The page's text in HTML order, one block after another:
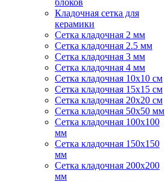
блоков
Кладочная сетка для
керамики
Сетка кладочная 2 мм
Сетка кладочная 2.5 мм
Сетка кладочная 3 мм
Сетка кладочная 4 мм
Сетка кладочная 10x10 см
Сетка кладочная 15x15 см
Сетка кладочная 20x20 см
Сетка кладочная 50x50 мм
Сетка кладочная 100x100
мм
Сетка кладочная 150x150
мм
Сетка кладочная 200x200
мм